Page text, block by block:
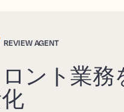
REVIEW AGENT
ント業務